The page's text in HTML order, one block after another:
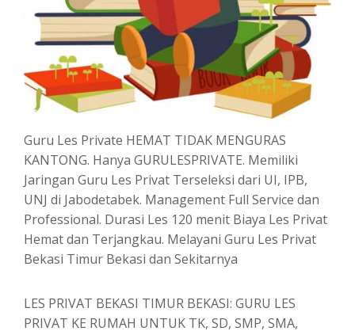
Guru Les Private HEMAT TIDAK MENGURAS
KANTONG. Hanya GURULESPRIVATE. Memiliki
Jaringan Guru Les Privat Terseleksi dari UI, IPB,
UNJ di Jabodetabek. Management Full Service dan
Professional. Durasi Les 120 menit Biaya Les Privat
Hemat dan Terjangkau. Melayani Guru Les Privat
Bekasi Timur Bekasi dan Sekitarnya
LES PRIVAT BEKASI TIMUR BEKASI: GURU LES
PRIVAT KE RUMAH UNTUK TK, SD, SMP, SMA,